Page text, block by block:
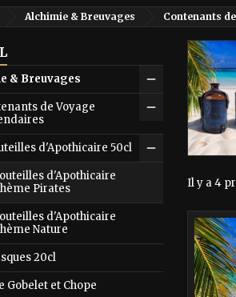
Alchimie & Breuvages Contenants
& Breuvages
de Voyage
d'Apothicaire 50cl
d'Apothicaire
Pirates
d'Apothicaire
Nature
20cl
Gobelet et Chope
Il y a 4